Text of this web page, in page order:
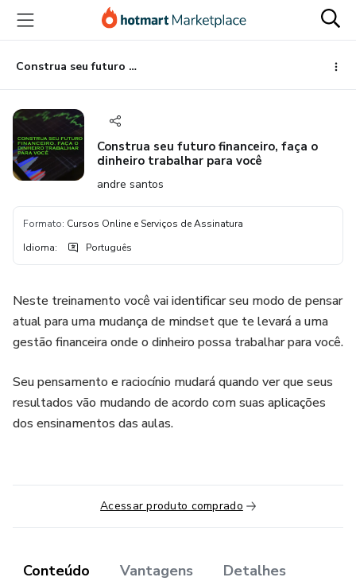
para
conteúdo
principal
para
pagamento
para
rodapé
Construa seu futuro financeiro, faça o dinheiro trabalhar para você
Construa seu futuro financeiro, faça o
dinheiro trabalhar para você
andre santos
Formato: Cursos Online e Serviços de Assinatura
Idioma: Português
Neste treinamento você vai identificar seu modo de pensar
atual para uma mudança de mindset que te levará a uma
gestão financeira onde o dinheiro possa trabalhar para você.
Seu pensamento e raciocínio mudará quando ver que seus
resultados vão mudando de acordo com suas aplicações
dos ensinamentos das aulas.
Acessar produto comprado
Conteúdo Vantagens Detalhes